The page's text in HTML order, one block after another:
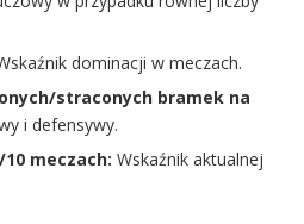
dominacji w meczach.
straconych bramek na
i defensywy.
meczach: Wskaźnik aktualnej